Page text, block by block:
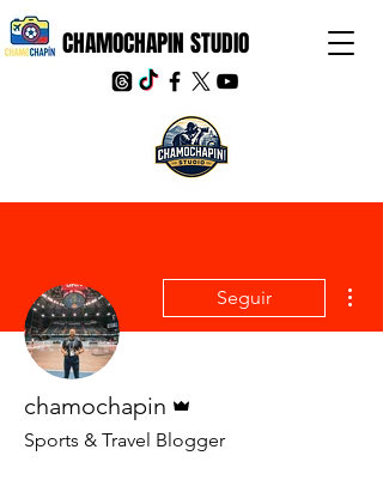
CHAMOCHAPIN STUDIO
Seguir
chamochapin
Sports & Travel Blogger